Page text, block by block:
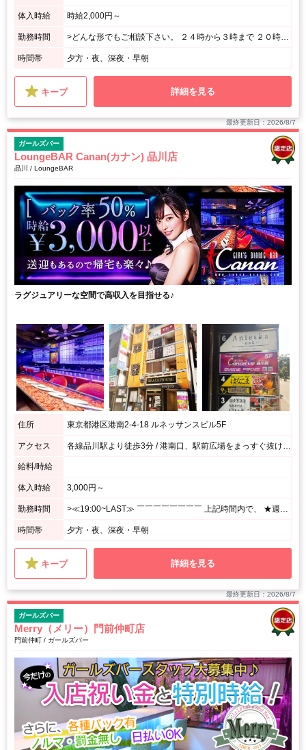
体入時給 時給2,000円～
勤務時間
時間帯 夕方・夜、深夜・早朝
キープ 詳細を見る
最終更新日：2026/8/7
ガールズバー
LoungeBAR Canan(カナン) 品川店
品川 / LoungeBAR
ラグジュアリーな空間で高収入を目指せる♪
住所 東京都港区港南2-4-18 ルネッサンスビル5F
アクセス
給料/時給
体入時給 3,000円～
勤務時間
時間帯 夕方・夜、深夜・早朝
キープ 詳細を見る
最終更新日：2026/8/7
ガールズバー
Merry（メリー）門前仲町店
門前仲町 / ガールズバー